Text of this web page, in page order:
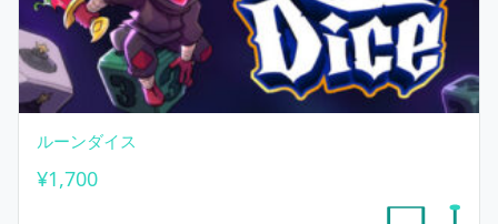
ルーンダイス
¥1,700